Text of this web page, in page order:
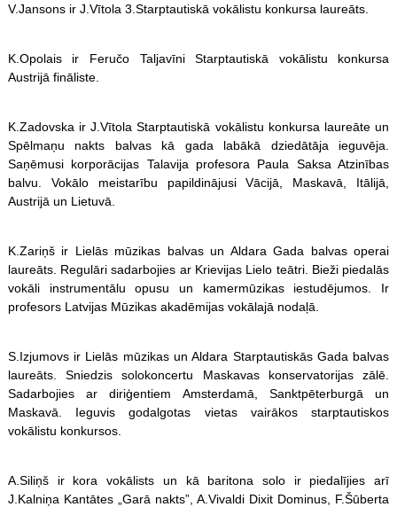
V.Jansons ir J.Vītola 3.Starptautiskā vokālistu konkursa laureāts.
K.Opolais ir Feručo Taljavīni Starptautiskā vokālistu konkursa
Austrijā fināliste.
K.Zadovska ir J.Vītola Starptautiskā vokālistu konkursa laureāte un
Spēlmaņu nakts balvas kā gada labākā dziedātāja ieguvēja.
Saņēmusi korporācijas Talavija profesora Paula Saksa Atzinības
balvu. Vokālo meistarību papildinājusi Vācijā, Maskavā, Itālijā,
Austrijā un Lietuvā.
K.Zariņš ir Lielās mūzikas balvas un Aldara Gada balvas operai
laureāts. Regulāri sadarbojies ar Krievijas Lielo teātri. Bieži piedalās
vokāli instrumentālu opusu un kamermūzikas iestudējumos. Ir
profesors Latvijas Mūzikas akadēmijas vokālajā nodaļā.
S.Izjumovs ir Lielās mūzikas un Aldara Starptautiskās Gada balvas
laureāts. Sniedzis solokoncertu Maskavas konservatorijas zālē.
Sadarbojies ar diriģentiem Amsterdamā, Sanktpēterburgā un
Maskavā. Ieguvis godalgotas vietas vairākos starptautiskos
vokālistu konkursos.
A.Siliņš ir kora vokālists un kā baritona solo ir piedalījies arī
J.Kalniņa Kantātes „Garā nakts”, A.Vivaldi Dixit Dominus, F.Šūberta